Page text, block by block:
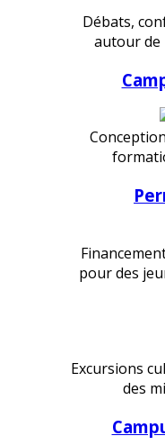
Débats,
autour de
pour des
Excursions
des